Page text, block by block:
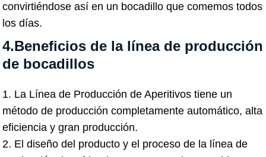
convirtiéndose así en un bocadillo que comemos todos
los días.
4.Beneficios de la línea de producción
de bocadillos
1. La Línea de Producción de Aperitivos tiene un
método de producción completamente automático, alta
eficiencia y gran producción.
2. El diseño del producto y el proceso de la línea de